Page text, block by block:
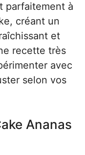
parfaitement à
créant un
et
recette très
avec
selon vos
Ananas